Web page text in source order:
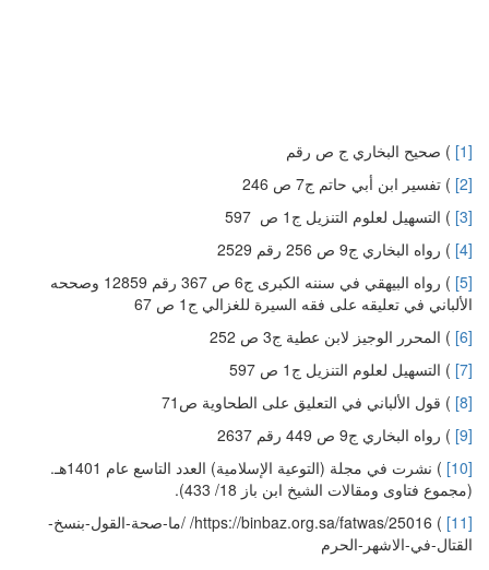
[1]
) صحيح البخاري ج ص رقم
[2]
) تفسير ابن أبي حاتم ج7 ص 246
[3]
) التسهيل لعلوم التنزيل ج1 ص 597
[4]
) رواه البخاري ج9 ص 256 رقم 2529
[5]
) رواه البيهقي في سننه الكبرى ج6 ص 367 رقم 12859 وصححه
الألباني في تعليقه على فقه السيرة للغزالي ج1 ص 67
[6]
) المحرر الوجيز لابن عطية ج3 ص 252
[7]
) التسهيل لعلوم التنزيل ج1 ص 597
[8]
) قول الألباني في التعليق على الطحاوية ص71
[9]
) رواه البخاري ج9 ص 449 رقم 2637
[10]
) نشرت في مجلة (التوعية الإسلامية) العدد التاسع عام 1401هـ.
(مجموع فتاوى ومقالات الشيخ ابن باز 18/ 433).
[11]
) https://binbaz.org.sa/fatwas/25016/ /ما-صحة-القول-بنسخ-
القتال-في-الاشهر-الحرم